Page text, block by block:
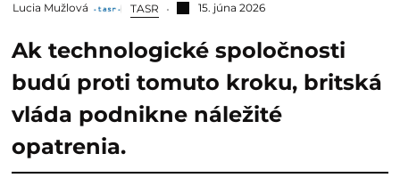
Lucia Mužlová TASR 15. júna 2026
Ak technologické spoločnosti
budú proti tomuto kroku, britská
vláda podnikne náležité
opatrenia.